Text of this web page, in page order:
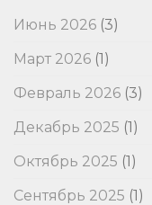
Июнь 2026 (3)
Март 2026 (1)
Февраль 2026 (3)
Декабрь 2025 (1)
Октябрь 2025 (1)
Сентябрь 2025 (1)